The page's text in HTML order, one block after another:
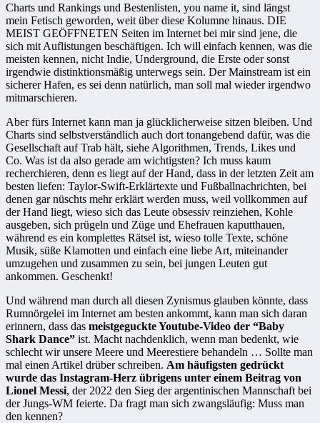
Charts und Rankings und Bestenlisten, you name it, sind längst
mein Fetisch geworden, weit über diese Kolumne hinaus. DIE
MEIST GEÖFFNETEN Seiten im Internet bei mir sind jene, die
sich mit Auflistungen beschäftigen. Ich will einfach kennen, was die
meisten kennen, nicht Indie, Underground, die Erste oder sonst
irgendwie distinktionsmäßig unterwegs sein. Der Mainstream ist ein
sicherer Hafen, es sei denn natürlich, man soll mal wieder irgendwo
mitmarschieren.
Aber fürs Internet kann man ja glücklicherweise sitzen bleiben. Und
Charts sind selbstverständlich auch dort tonangebend dafür, was die
Gesellschaft auf Trab hält, siehe Algorithmen, Trends, Likes und
Co. Was ist da also gerade am wichtigsten? Ich muss kaum
recherchieren, denn es liegt auf der Hand, dass in der letzten Zeit am
besten liefen: Taylor-Swift-Erklärtexte und Fußballnachrichten, bei
denen gar nüschts mehr erklärt werden muss, weil vollkommen auf
der Hand liegt, wieso sich das Leute obsessiv reinziehen, Kohle
ausgeben, sich prügeln und Züge und Ehefrauen kaputthauen,
während es ein komplettes Rätsel ist, wieso tolle Texte, schöne
Musik, süße Klamotten und einfach eine liebe Art, miteinander
umzugehen und zusammen zu sein, bei jungen Leuten gut
ankommen. Geschenkt!
Und während man durch all diesen Zynismus glauben könnte, dass
Rumnörgelei im Internet am besten ankommt, kann man sich daran
erinnern, dass das meistgeguckte Youtube-Video der “Baby
Shark Dance” ist. Macht nachdenklich, wenn man bedenkt, wie
schlecht wir unsere Meere und Meerestiere behandeln … Sollte man
mal einen Artikel drüber schreiben. Am häufigsten gedrückt
wurde das Instagram-Herz übrigens unter einem Beitrag von
Lionel Messi, der 2022 den Sieg der argentinischen Mannschaft bei
der Jungs-WM feierte. Da fragt man sich zwangsläufig: Muss man
den kennen?